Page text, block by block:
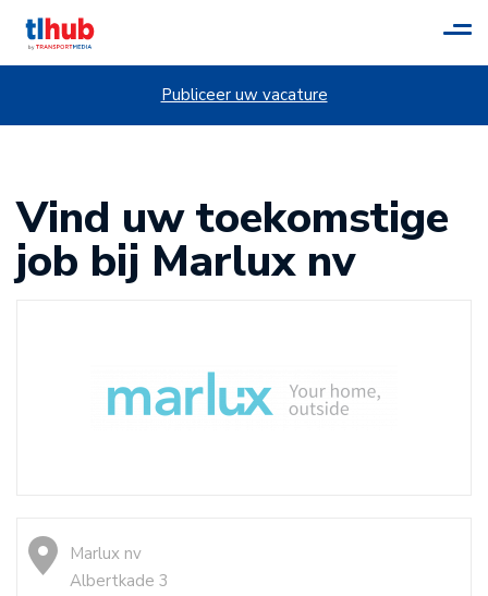
Publiceer uw vacature
Vind uw toekomstige
job bij Marlux nv
Marlux nv
Albertkade 3